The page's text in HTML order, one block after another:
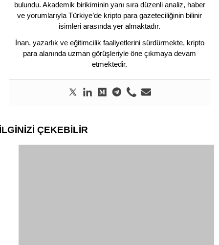
bulundu. Akademik birikiminin yanı sıra düzenli analiz, haber
ve yorumlarıyla Türkiye’de kripto para gazeteciliğinin bilinir
isimleri arasında yer almaktadır.
İnan, yazarlık ve eğitimcilik faaliyetlerini sürdürmekte, kripto
para alanında uzman görüşleriyle öne çıkmaya devam
etmektedir.
ÇEKEBİLİR